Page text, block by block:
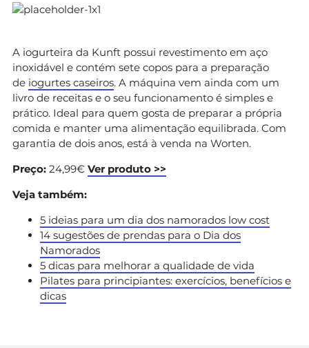
A iogurteira da Kunft possui revestimento em aço
inoxidável e contém sete copos para a preparação
de iogurtes caseiros. A máquina vem ainda com um
livro de receitas e o seu funcionamento é simples e
prático. Ideal para quem gosta de preparar a própria
comida e manter uma alimentação equilibrada. Com
garantia de dois anos, está à venda na Worten.
Preço: 24,99€ Ver produto >>
Veja também:
5 ideias para um dia dos namorados low cost
14 sugestões de prendas para o Dia dos
Namorados
5 dicas para melhorar a qualidade de vida
Pilates para principiantes: exercícios, benefícios e
dicas